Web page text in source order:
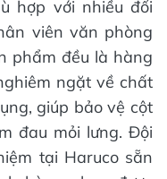
hợp với nhiều đối
viên văn phòng
phẩm đều là hàng
ngặt về chất
giúp bảo vệ cột
đau mỏi lưng. Đội
tại Haruco sẵn